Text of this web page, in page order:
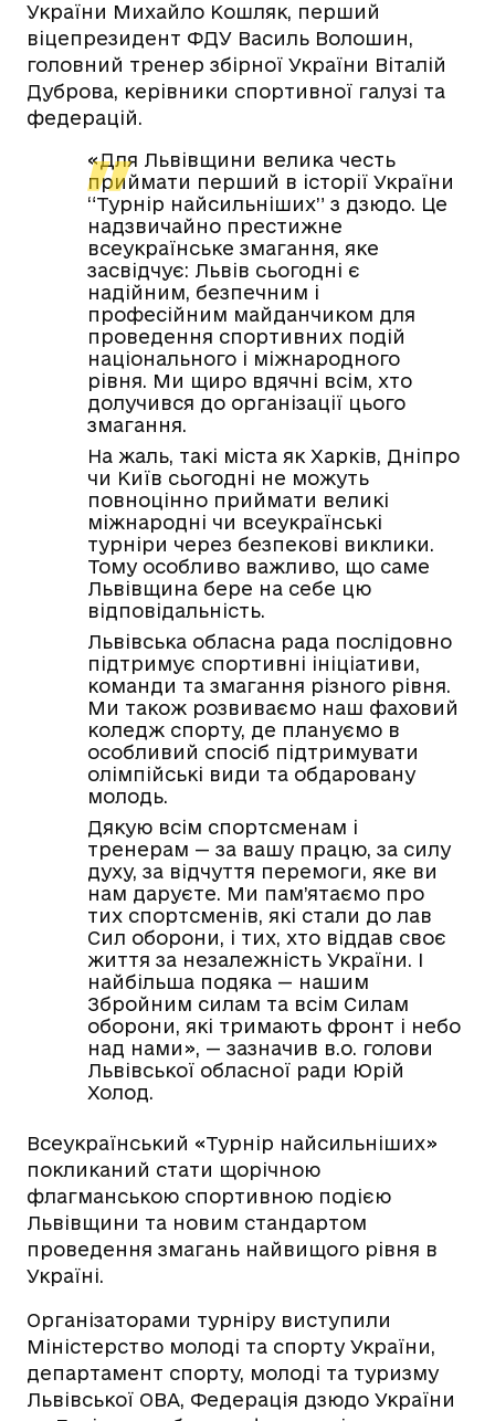
України Михайло Кошляк, перший
віцепрезидент ФДУ Василь Волошин,
головний тренер збірної України Віталій
Дуброва, керівники спортивної галузі та
федерацій.
«Для Львівщини велика честь
приймати перший в історії України
“Турнір найсильніших” з дзюдо. Це
надзвичайно престижне
всеукраїнське змагання, яке
засвідчує: Львів сьогодні є
надійним, безпечним і
професійним майданчиком для
проведення спортивних подій
національного і міжнародного
рівня. Ми щиро вдячні всім, хто
долучився до організації цього
змагання.
На жаль, такі міста як Харків, Дніпро
чи Київ сьогодні не можуть
повноцінно приймати великі
міжнародні чи всеукраїнські
турніри через безпекові виклики.
Тому особливо важливо, що саме
Львівщина бере на себе цю
відповідальність.
Львівська обласна рада послідовно
підтримує спортивні ініціативи,
команди та змагання різного рівня.
Ми також розвиваємо наш фаховий
коледж спорту, де плануємо в
особливий спосіб підтримувати
олімпійські види та обдаровану
молодь.
Дякую всім спортсменам і
тренерам — за вашу працю, за силу
духу, за відчуття перемоги, яке ви
нам даруєте. Ми пам’ятаємо про
тих спортсменів, які стали до лав
Сил оборони, і тих, хто віддав своє
життя за незалежність України. І
найбільша подяка — нашим
Збройним силам та всім Силам
оборони, які тримають фронт і небо
над нами», — зазначив в.о. голови
Львівської обласної ради Юрій
Холод.
Всеукраїнський «Турнір найсильніших»
покликаний стати щорічною
флагманською спортивною подією
Львівщини та новим стандартом
проведення змагань найвищого рівня в
Україні.
Організаторами турніру виступили
Міністерство молоді та спорту України,
департамент спорту, молоді та туризму
Львівської ОВА, Федерація дзюдо України